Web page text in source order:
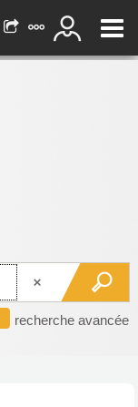
recherche avancée